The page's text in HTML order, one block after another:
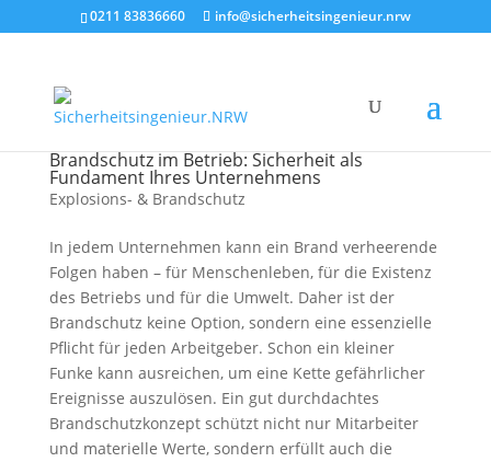
0211 83836660 info@sicherheitsingenieur.nrw
Brandschutz im Betrieb: Sicherheit als
Fundament Ihres Unternehmens
Explosions- & Brandschutz
In jedem Unternehmen kann ein Brand verheerende
Folgen haben – für Menschenleben, für die Existenz
des Betriebs und für die Umwelt. Daher ist der
Brandschutz keine Option, sondern eine essenzielle
Pflicht für jeden Arbeitgeber. Schon ein kleiner
Funke kann ausreichen, um eine Kette gefährlicher
Ereignisse auszulösen. Ein gut durchdachtes
Brandschutzkonzept schützt nicht nur Mitarbeiter
und materielle Werte, sondern erfüllt auch die